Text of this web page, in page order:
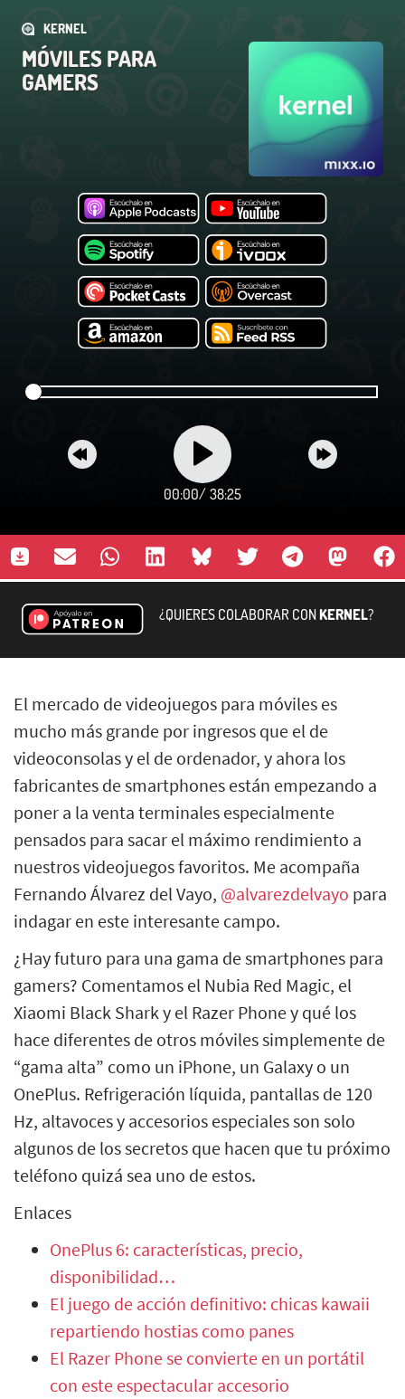
KERNEL
MÓVILES PARA
GAMERS
00:00/ 38:25
¿QUIERES COLABORAR CONKERNEL?
El mercado de videojuegos para móviles es
mucho más grande por ingresos que el de
videoconsolas y el de ordenador, y ahora los
fabricantes de smartphones están empezando a
poner a la venta terminales especialmente
pensados para sacar el máximo rendimiento a
nuestros videojuegos favoritos. Me acompaña
Fernando Álvarez del Vayo, @alvarezdelvayo para
indagar en este interesante campo.
¿Hay futuro para una gama de smartphones para
gamers? Comentamos el Nubia Red Magic, el
Xiaomi Black Shark y el Razer Phone y qué los
hace diferentes de otros móviles simplemente de
“gama alta” como un iPhone, un Galaxy o un
OnePlus. Refrigeración líquida, pantallas de 120
Hz, altavoces y accesorios especiales son solo
algunos de los secretos que hacen que tu próximo
teléfono quizá sea uno de estos.
Enlaces
OnePlus 6: características, precio,
disponibilidad…
El juego de acción definitivo: chicas kawaii
repartiendo hostias como panes
El Razer Phone se convierte en un portátil
con este espectacular accesorio